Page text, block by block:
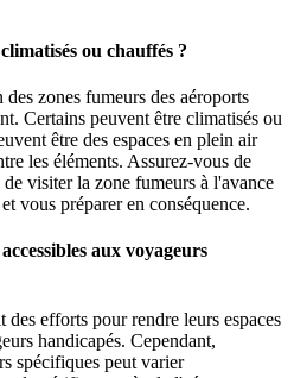
ou chauffés ?
zones fumeurs des aéroports
Certains peuvent être climatisés ou
être des espaces en plein air
les éléments. Assurez-vous de
visiter la zone fumeurs à l'avance
vous préparer en conséquence.
aux voyageurs
efforts pour rendre leurs espaces
handicapés. Cependant,
spécifiques peut varier